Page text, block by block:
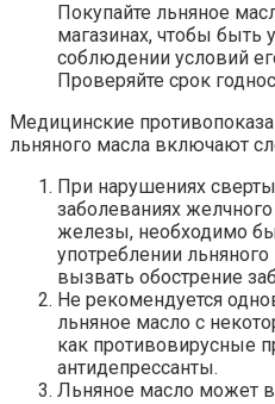
Покупайте льняное
магазинах, чтобы быть
соблюдении условий
Проверяйте срок
Медицинские
льняного масла включают
При нарушениях
заболеваниях
железы, необходимо
употреблении
вызвать обострение
Не рекомендуется
льняное масло с
как противовирусные
антидепрессанты.
Льняное масло может